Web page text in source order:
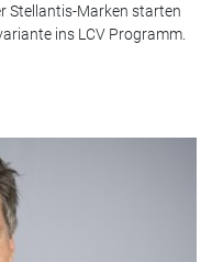
Stellantis-Marken starten
ins LCV Programm.